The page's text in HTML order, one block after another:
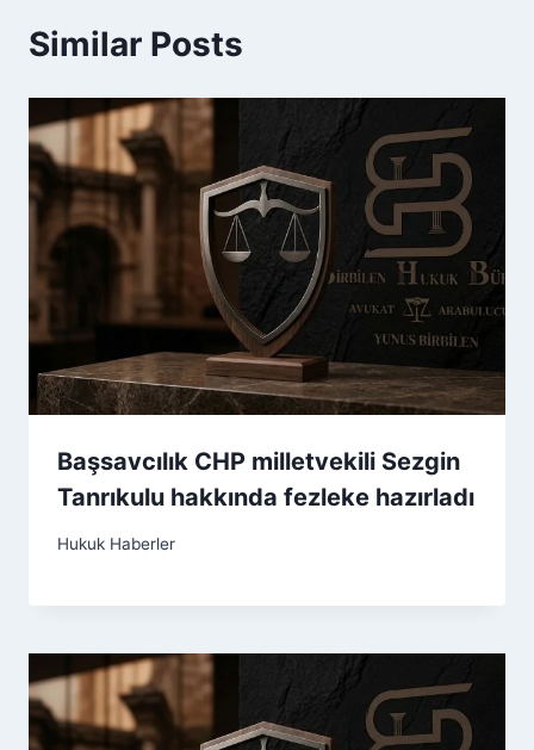
Similar Posts
Başsavcılık CHP milletvekili Sezgin
Tanrıkulu hakkında fezleke hazırladı
Hukuk Haberler